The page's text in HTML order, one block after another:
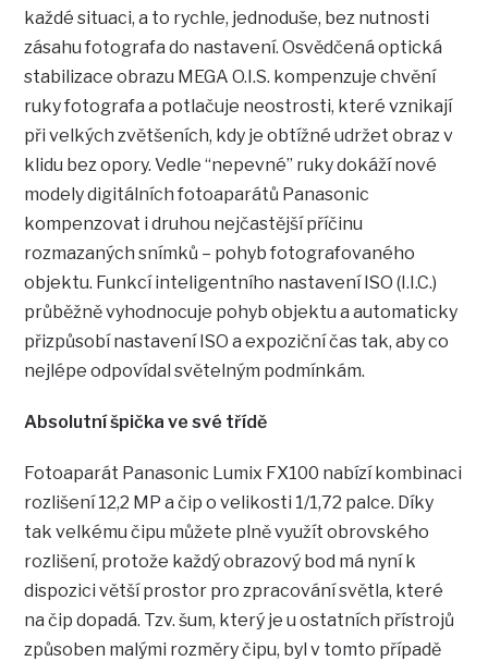
každé situaci, a to rychle, jednoduše, bez nutnosti
zásahu fotografa do nastavení. Osvědčená optická
stabilizace obrazu MEGA O.I.S. kompenzuje chvění
ruky fotografa a potlačuje neostrosti, které vznikají
při velkých zvětšeních, kdy je obtížné udržet obraz v
klidu bez opory. Vedle “nepevné” ruky dokáží nové
modely digitálních fotoaparátů Panasonic
kompenzovat i druhou nejčastější příčinu
rozmazaných snímků – pohyb fotografovaného
objektu. Funkcí inteligentního nastavení ISO (I.I.C.)
průběžně vyhodnocuje pohyb objektu a automaticky
přizpůsobí nastavení ISO a expoziční čas tak, aby co
nejlépe odpovídal světelným podmínkám.
Absolutní špička ve své třídě
Fotoaparát Panasonic Lumix FX100 nabízí kombinaci
rozlišení 12,2 MP a čip o velikosti 1/1,72 palce. Díky
tak velkému čipu můžete plně využít obrovského
rozlišení, protože každý obrazový bod má nyní k
dispozici větší prostor pro zpracování světla, které
na čip dopadá. Tzv. šum, který je u ostatních přístrojů
způsoben malými rozměry čipu, byl v tomto případě